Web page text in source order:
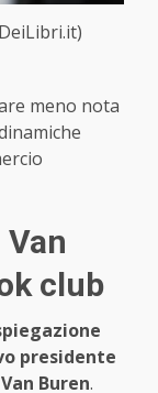
meno nota
club
presidente
Buren.